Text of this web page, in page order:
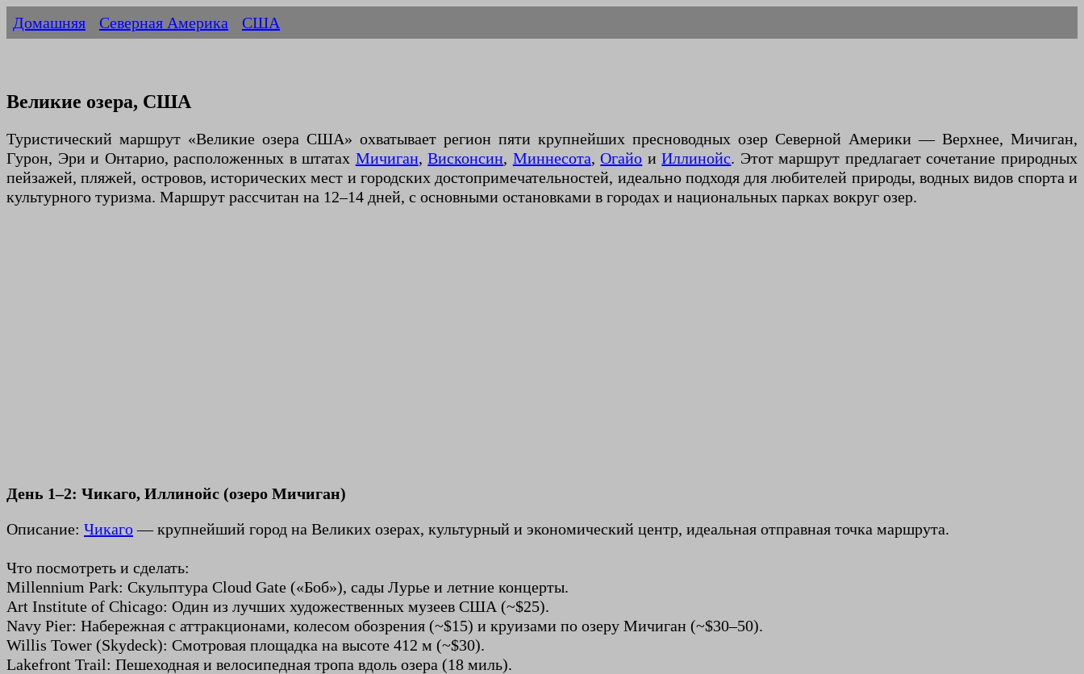
Домашняя Северная Америка США
Великие озера, США
Туристический маршрут «Великие озера США» охватывает регион пяти крупнейших пресноводных озер Северной Америки — Верхнее, Мичиган,
Гурон, Эри и Онтарио, расположенных в штатах Мичиган,Висконсин, Миннесота,Огайо иИллинойс. Этот маршрут предлагает сочетание природных
пейзажей, пляжей, островов, исторических мест и городских достопримечательностей, идеально подходя для любителей природы, водных видов спорта и
культурного туризма. Маршрут рассчитан на 12–14 дней, с основными остановками в городах и национальных парках вокруг озер.
День 1–2: Чикаго, Иллинойс (озеро Мичиган)
Описание: Чикаго— крупнейший город на Великих озерах, культурный и экономический центр, идеальная отправная точка маршрута.
Что посмотреть и сделать:
Millennium Park: Скульптура Cloud Gate («Боб»), сады Лурье и летние концерты.
Art Institute of Chicago: Один из лучших художественных музеев США (~$25).
Navy Pier: Набережная с аттракционами, колесом обозрения (~$15) и круизами по озеру Мичиган (~$30–50).
Willis Tower (Skydeck): Смотровая площадка на высоте 412 м (~$30).
Lakefront Trail: Пешеходная и велосипедная тропа вдоль озера (18 миль).